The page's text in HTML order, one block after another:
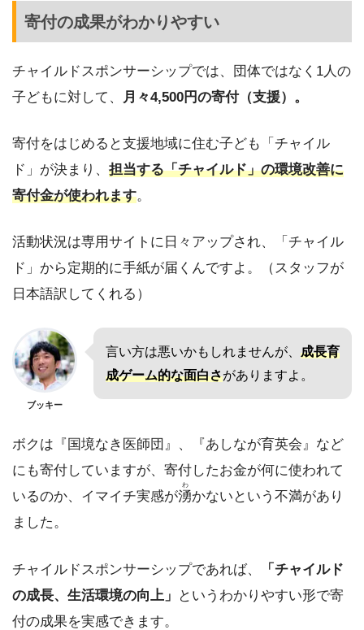
寄付の成果がわかりやすい
チャイルドスポンサーシップでは、団体ではなく1人の
子どもに対して、
月々4,500円の寄付（支援）。
寄付をはじめると支援地域に住む子ども「チャイル
ド」が決まり、 担当する「チャイルド」の環境改善に
寄付金が使われます。
活動状況は専用サイトに日々アップされ、「チャイル
ド」から定期的に手紙が届くんですよ。（スタッフが
日本語訳してくれる）
ブッキー
言い方は悪いかもしれませんが、 成長育
成ゲーム的な面白さがありますよ。
ボクは『国境なき医師団』、『あしなが育英会』など
にも寄付していますが、寄付したお金が何に使われて
いるのか、イマイチ実感が湧
わ
かないという不満があり
ました。
チャイルドスポンサーシップであれば、
「チャイルド
の成長、生活環境の向上」
というわかりやすい形で寄
付の成果を実感できます。